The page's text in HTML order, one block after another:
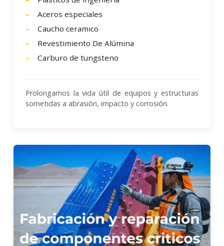
Aceros especiales
Caucho ceramico
Revestimiento De Alúmina
Carburo de tungsteno
Prolongamos la vida útil de equipos y estructuras
sometidas a abrasión, impacto y corrosión.